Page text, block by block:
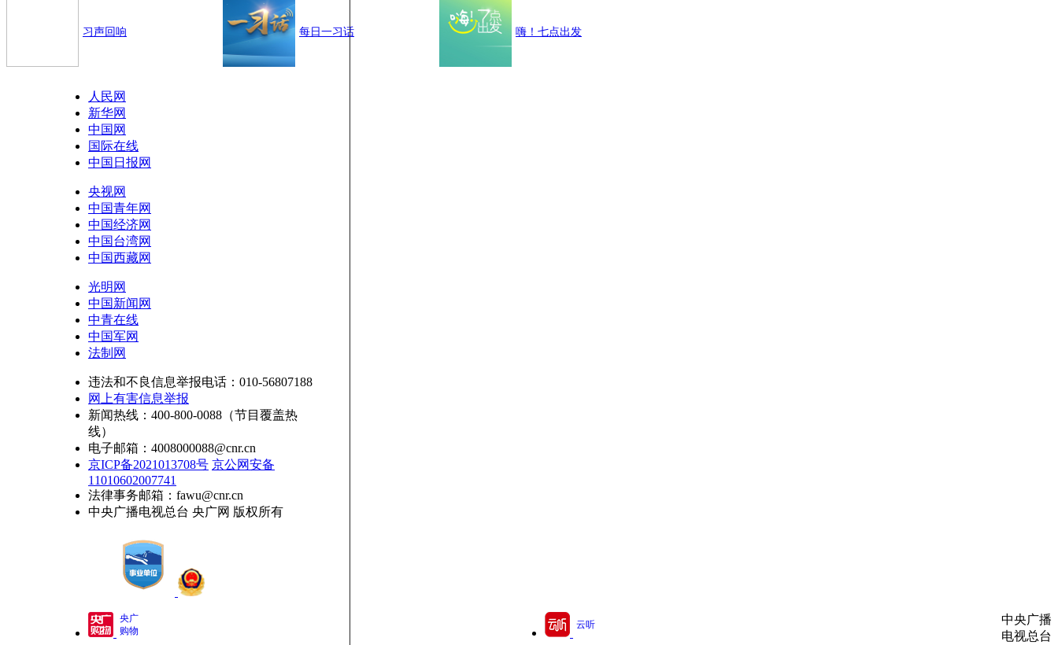
习声回响 每日一习话 嗨！七点出发
人民网
新华网
中国网
国际在线
中国日报网
央视网
中国青年网
中国经济网
中国台湾网
中国西藏网
光明网
中国新闻网
中青在线
中国军网
法制网
违法和不良信息举报电话：010-56807188
网上有害信息举报
新闻热线：400-800-0088（节目覆盖热
线）
电子邮箱：4008000088@cnr.cn
京ICP备2021013708号 京公网安备
11010602007741
法律事务邮箱：fawu@cnr.cn
中央广播电视总台 央广网 版权所有
央广
购物
云听
中央广播
电视总台